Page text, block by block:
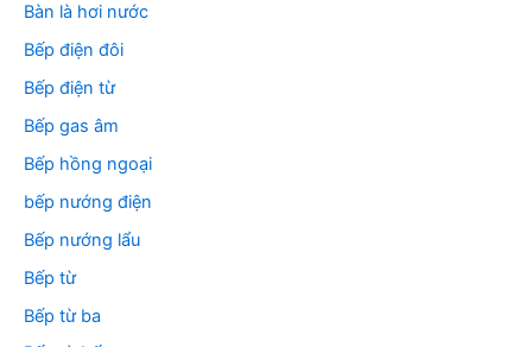
Bàn là hơi nước
Bếp điện đôi
Bếp điện từ
Bếp gas âm
Bếp hồng ngoại
bếp nướng điện
Bếp nướng lẩu
Bếp từ
Bếp từ ba